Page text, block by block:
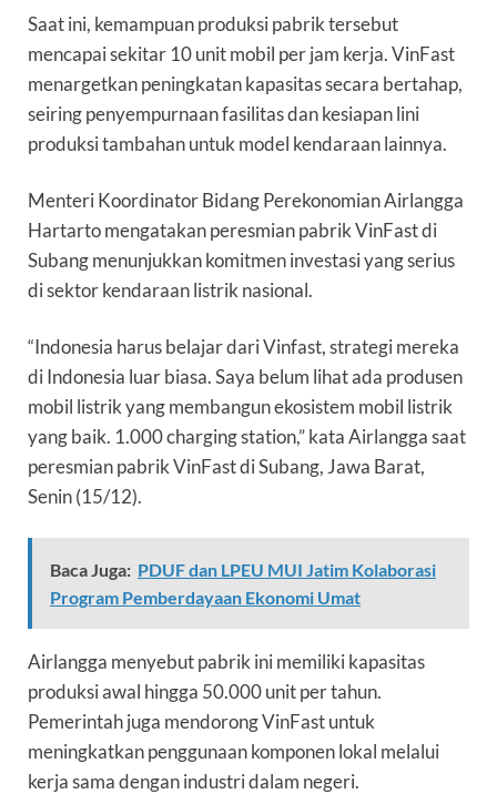
Saat ini, kemampuan produksi pabrik tersebut
mencapai sekitar 10 unit mobil per jam kerja. VinFast
menargetkan peningkatan kapasitas secara bertahap,
seiring penyempurnaan fasilitas dan kesiapan lini
produksi tambahan untuk model kendaraan lainnya.
Menteri Koordinator Bidang Perekonomian Airlangga
Hartarto mengatakan peresmian pabrik VinFast di
Subang menunjukkan komitmen investasi yang serius
di sektor kendaraan listrik nasional.
“Indonesia harus belajar dari Vinfast, strategi mereka
di Indonesia luar biasa. Saya belum lihat ada produsen
mobil listrik yang membangun ekosistem mobil listrik
yang baik. 1.000 charging station,” kata Airlangga saat
peresmian pabrik VinFast di Subang, Jawa Barat,
Senin (15/12).
Baca Juga: PDUF dan LPEU MUI Jatim Kolaborasi
Program Pemberdayaan Ekonomi Umat
Airlangga menyebut pabrik ini memiliki kapasitas
produksi awal hingga 50.000 unit per tahun.
Pemerintah juga mendorong VinFast untuk
meningkatkan penggunaan komponen lokal melalui
kerja sama dengan industri dalam negeri.